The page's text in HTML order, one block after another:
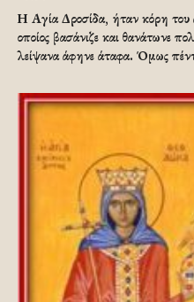
Η Αγία Δροσίδα, ήταν κόρη του
οποίος βασάνιζε και θανάτωνε
λείψανα άφηνε άταφα. Όμως